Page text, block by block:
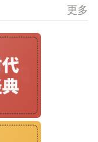
更多